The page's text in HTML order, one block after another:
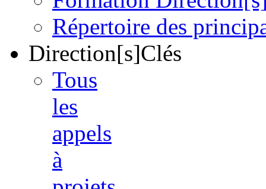
Répertoire des
Direction[s]Clés
Tous
les
appels
à